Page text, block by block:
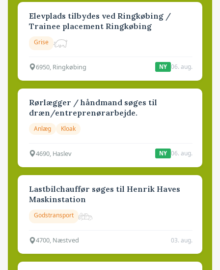
Elevplads tilbydes ved Ringkøbing /
Trainee placement Ringkøbing
Grise
6950, Ringkøbing NY 06. aug.
Rørlægger / håndmand søges til
dræn/entreprenørarbejde.
Anlæg Kloak
4690, Haslev NY 06. aug.
Lastbilchauffør søges til Henrik Haves
Maskinstation
Godstransport
4700, Næstved 03. aug.